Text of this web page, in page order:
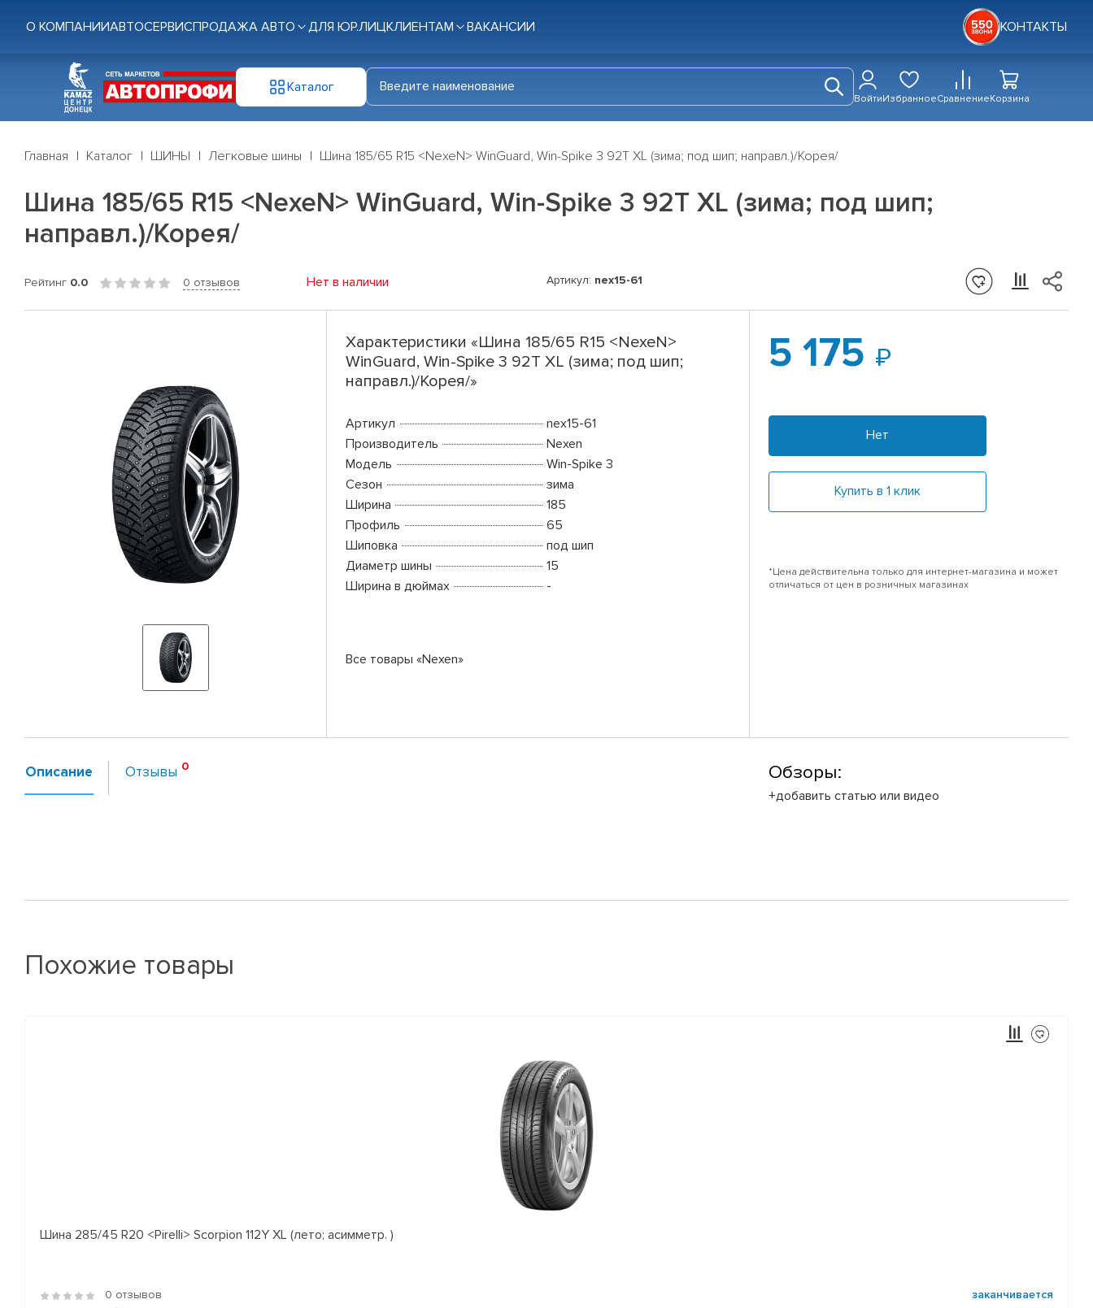
О КОМПАНИИАВТОСЕРВИСПРОДАЖА АВТО ДЛЯ ЮР.ЛИЦКЛИЕНТАМ ВАКАНСИИ КОНТАКТЫ
Каталог
ВойтиИзбранноеСравнениеКорзина
Главная Каталог ШИНЫ Легковые шины Шина 185/65 R15 <NexeN> WinGuard, Win-Spike 3 92T XL (зима; под шип; направл.)/Корея/
Шина 185/65 R15 <NexeN> WinGuard, Win-Spike 3 92T XL (зима; под шип;
направл.)/Корея/
Рейтинг 0.0 0 отзывов Нет в наличии Артикул: nex15-61
Характеристики «Шина 185/65 R15 <NexeN>
WinGuard, Win-Spike 3 92T XL (зима; под шип;
направл.)/Корея/»
Артикул
nex15-61
Производитель
Nexen
Модель
Win-Spike 3
Сезон
зима
Ширина
185
Профиль
65
Шиповка
под шип
Диаметр шины
15
Ширина в дюймах
-
Все товары «Nexen»
5 175
Нет
Купить в 1 клик
*Цена действительна только для интернет-магазина и может
отличаться от цен в розничных магазинах
Описание Отзывы Обзоры:
+добавить статью или видео
Похожие товары
Шина 285/45 R20 <Pirelli> Scorpion 112Y XL (лето; асимметр. )
0 отзывов заканчивается